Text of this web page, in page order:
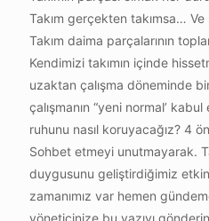
Takım gerçekten takımsa… Ve
Takım daima parçalarının
Kendimizi takımın içinde
uzaktan çalışma döneminde
çalışmanın “yeni normal’
ruhunu nasıl koruyacağız? 4
Sohbet etmeyi unutmayarak.
duygusunu geliştirdiğimiz
zamanımız var hemen